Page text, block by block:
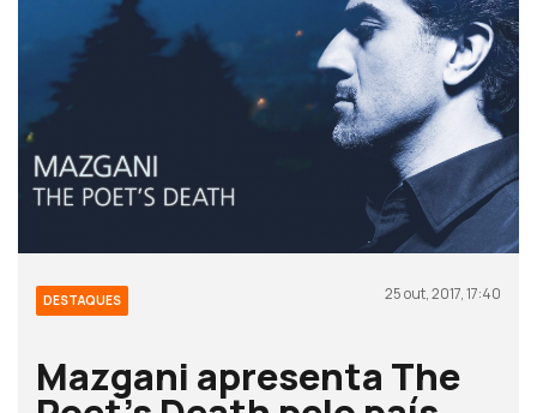
DESTAQUES 25 out, 2017, 17:40
Mazgani apresenta The